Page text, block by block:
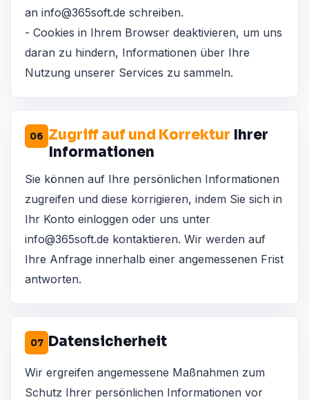
an info@365soft.de schreiben.
- Cookies in Ihrem Browser deaktivieren, um uns
daran zu hindern, Informationen über Ihre
Nutzung unserer Services zu sammeln.
06 Zugriff auf und Korrektur Ihrer
Informationen
Sie können auf Ihre persönlichen Informationen
zugreifen und diese korrigieren, indem Sie sich in
Ihr Konto einloggen oder uns unter
info@365soft.de kontaktieren. Wir werden auf
Ihre Anfrage innerhalb einer angemessenen Frist
antworten.
07 Datensicherheit
Wir ergreifen angemessene Maßnahmen zum
Schutz Ihrer persönlichen Informationen vor